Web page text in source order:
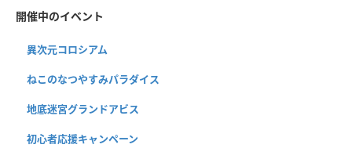
開催中のイベント
異次元コロシアム
ねこのなつやすみパラダイス
地底迷宮グランドアビス
初心者応援キャンペーン